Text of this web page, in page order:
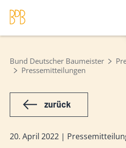
Bund Deutscher Baumeister
Pressemitteilungen
zurück
20. April 2022 |